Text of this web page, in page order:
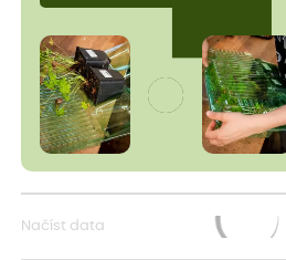
Načíst data